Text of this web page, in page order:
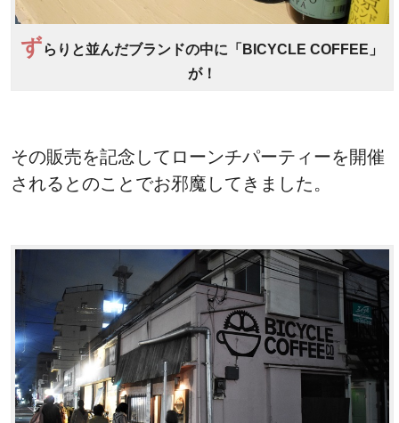
ずらりと並んだブランドの中に「BICYCLE COFFEE」
が！
その販売を記念してローンチパーティーを開催
されるとのことでお邪魔してきました。